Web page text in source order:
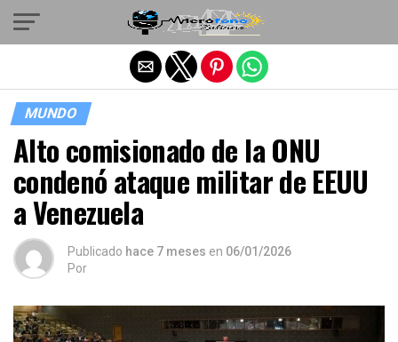
MUNDO
Alto comisionado de la ONU
condenó ataque militar de EEUU
a Venezuela
Publicado hace 7 meses en 06/01/2026
Por
Salir de la versión móvil